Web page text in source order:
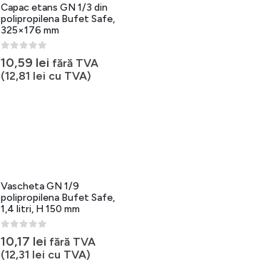
Capac etans GN 1/3 din
polipropilena Bufet Safe,
325×176 mm
0 out of 5
10,59 lei fără TVA
(12,81 lei cu TVA)
Vascheta GN 1/9
polipropilena Bufet Safe,
1,4 litri, H 150 mm
0 out of 5
10,17 lei fără TVA
(12,31 lei cu TVA)